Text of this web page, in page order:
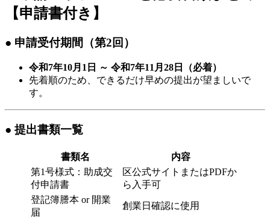
【申請書付き】
● 申請受付期間（第2回）
令和7年10月1日 ～ 令和7年11月28日（必着）
先着順のため、できるだけ早めの提出が望ましいで
す。
● 提出書類一覧
書類名
内容
第1号様式：助成交
付申請書
区公式サイトまたはPDFか
ら入手可
登記簿謄本 or 開業
届
創業日確認に使用